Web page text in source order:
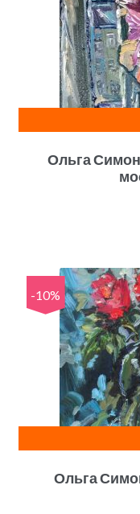
Ольга
-10%
Ольга